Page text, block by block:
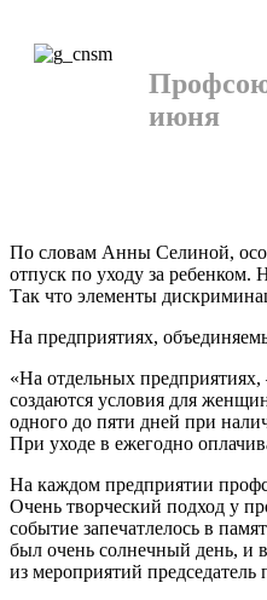
июня
По словам Анны Селиной,
отпуск по уходу за ребенком.
Так что элементы
На предприятиях,
«На отдельных
создаются условия для
одного до пяти дней при
При уходе в ежегодно
На каждом предприятии
Очень творческий подход у
событие запечатлелось в
был очень солнечный день, и
из мероприятий